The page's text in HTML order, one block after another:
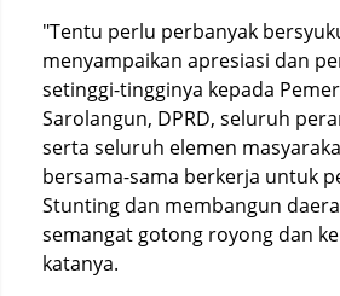
"Tentu perlu perbanyak
menyampaikan apresiasi dan
setinggi-tingginya kepada
Sarolangun, DPRD, seluruh
serta seluruh elemen
bersama-sama berkerja untuk
Stunting dan membangun
semangat gotong royong dan
katanya.